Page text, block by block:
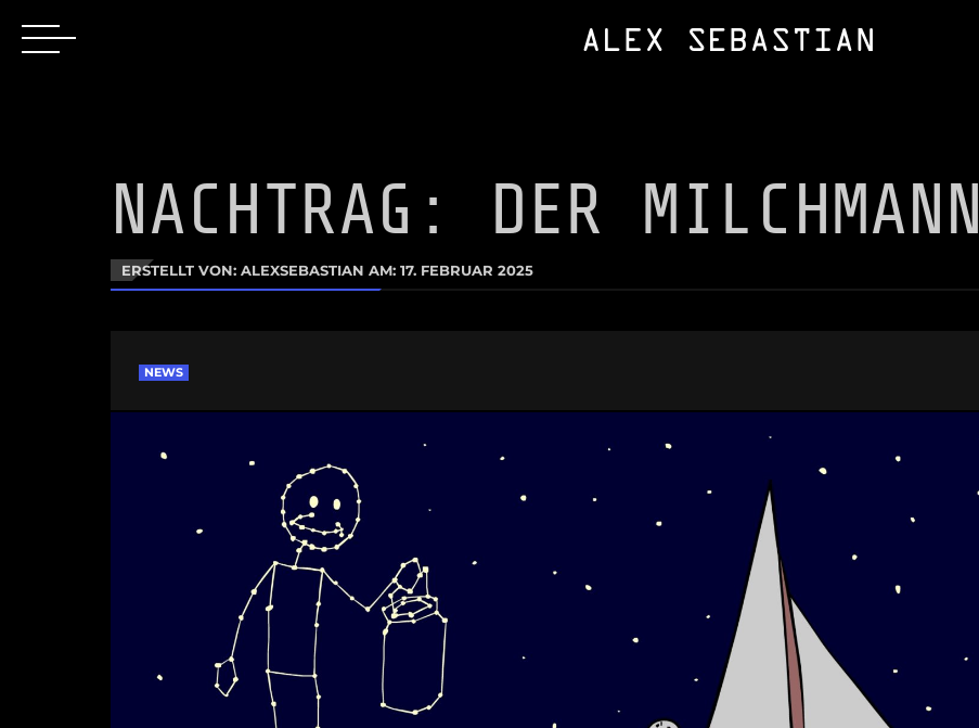
NACHTRAG: DER MILCHMANN
ERSTELLT VON: ALEXSEBASTIAN AM: 17. FEBRUAR 2025
NEWS